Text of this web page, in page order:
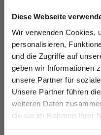
Diese Webseite
Wir verwenden Cookies,
personalisieren,
und die Zugriffe auf
geben wir Informationen
unsere Partner für
Unsere Partner führen
weiteren Daten
die sie im Rahmen Ihrer
04.08.2026